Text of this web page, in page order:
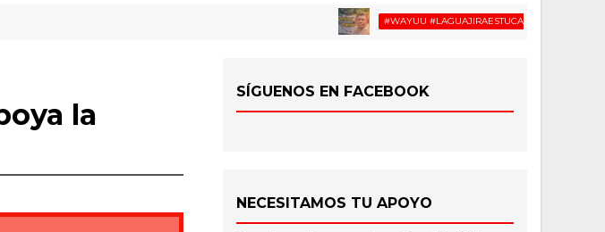
#WAYUU #LAGUAJIRAESTUCASA #MIGRACIÓN
la
SÍGUENOS EN FACEBOOK
NECESITAMOS TU APOYO